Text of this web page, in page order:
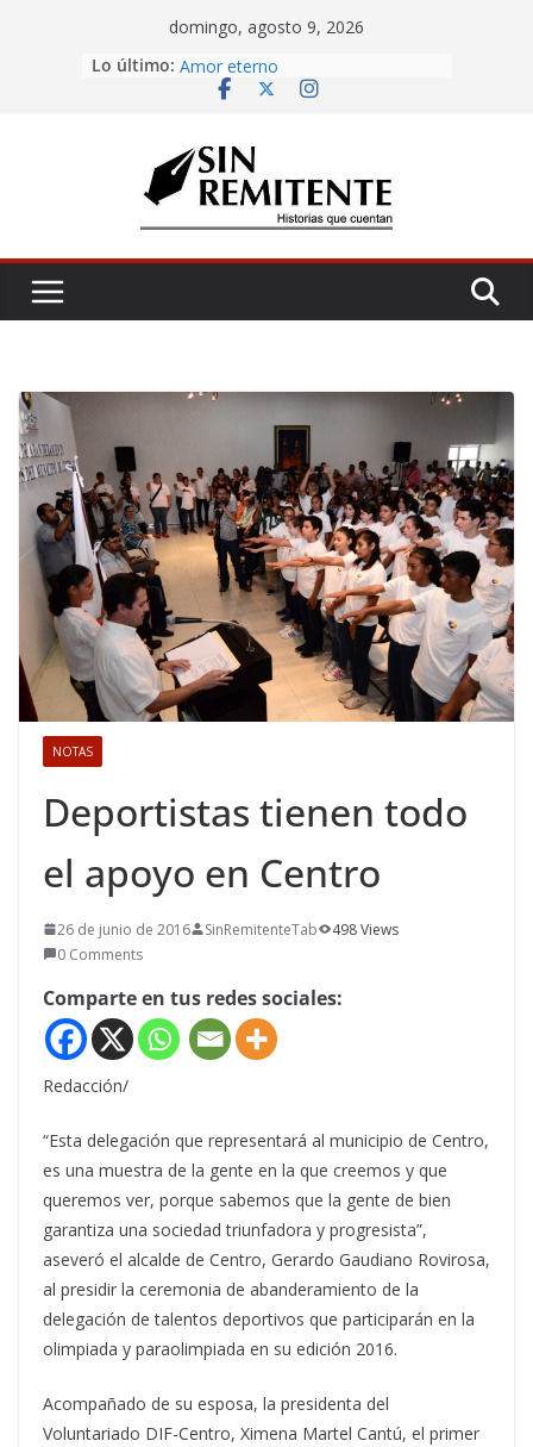
domingo, agosto 9, 2026
Lo último: Misa de 12
Amor eterno
La Carta
NOTAS
Deportistas tienen todo
el apoyo en Centro
26 de junio de 2016 SinRemitenteTab
498 Views
0 Comments
Comparte en tus redes sociales:
Redacción/
“Esta delegación que representará al municipio de Centro,
es una muestra de la gente en la que creemos y que
queremos ver, porque sabemos que la gente de bien
garantiza una sociedad triunfadora y progresista”,
aseveró el alcalde de Centro, Gerardo Gaudiano Rovirosa,
al presidir la ceremonia de abanderamiento de la
delegación de talentos deportivos que participarán en la
olimpiada y paraolimpiada en su edición 2016.
Acompañado de su esposa, la presidenta del
Voluntariado DIF-Centro, Ximena Martel Cantú, el primer